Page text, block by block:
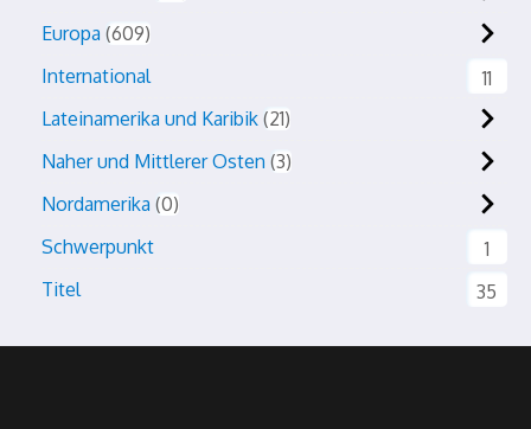
Europa 609
International
11
Lateinamerika und Karibik 21
Naher und Mittlerer Osten 3
Nordamerika 0
Schwerpunkt
1
Titel
35